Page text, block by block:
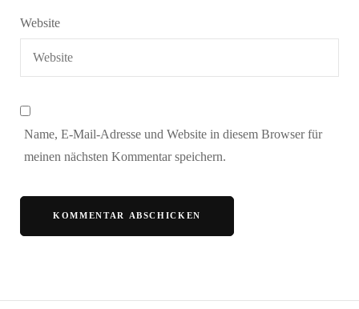
Website
Name, E-Mail-Adresse und Website in diesem Browser für
meinen nächsten Kommentar speichern.